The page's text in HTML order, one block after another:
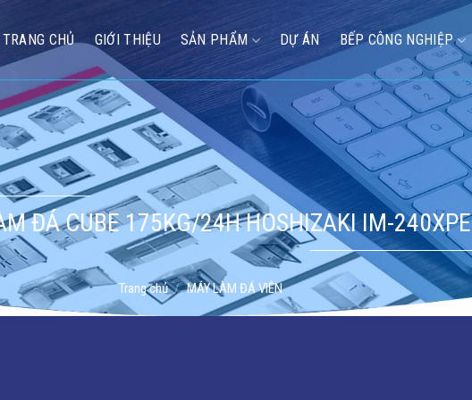
TRANG CHỦ GIỚI THIỆU SẢN PHẨM DỰ ÁN BẾP CÔNG NGHIỆP
ĐÁ CUBE 175KG/24H HOSHIZAKI IM-240XPE
Trang chủ / MÁY LÀM ĐÁ VIÊN